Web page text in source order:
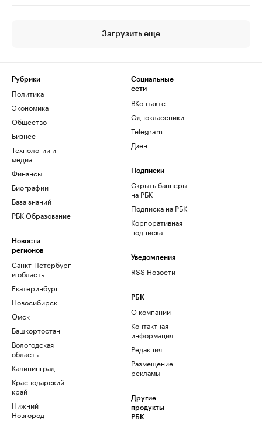
Загрузить еще
Рубрики
Политика
Экономика
Общество
Бизнес
Технологии и
медиа
Финансы
Биографии
База знаний
РБК Образование
Новости
регионов
Санкт-Петербург
и область
Екатеринбург
Новосибирск
Омск
Башкортостан
Вологодская
область
Калининград
Краснодарский
край
Нижний
Новгород
Социальные
сети
ВКонтакте
Одноклассники
Telegram
Дзен
Подписки
Скрыть баннеры
на РБК
Подписка на РБК
Корпоративная
подписка
Уведомления
RSS Новости
РБК
О компании
Контактная
информация
Редакция
Размещение
рекламы
Другие
продукты
РБК